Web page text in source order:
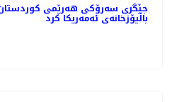
جێگری سەرۆکی هەرێمی
باڵیۆزخانه‌ی ئه‌مه‌ریکا کرد